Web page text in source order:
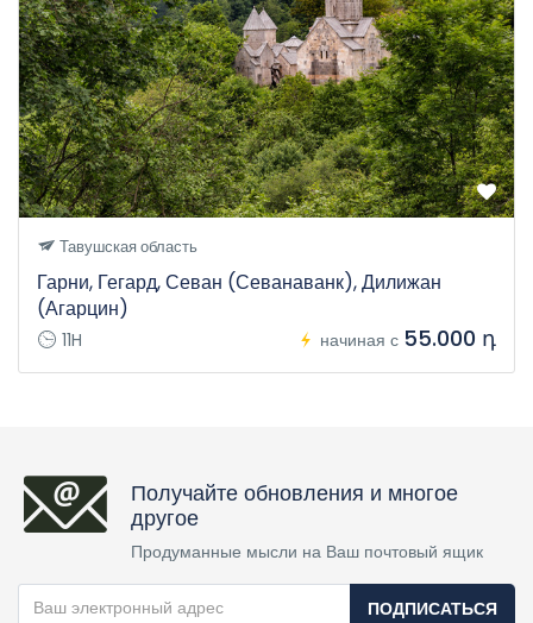
Тавушская область
Гарни, Гегард, Севан (Севанаванк), Дилижан
(Агарцин)
11H начиная с 55.000 դ
Получайте обновления и многое
другое
Продуманные мысли на Ваш почтовый ящик
ПОДПИСАТЬСЯ